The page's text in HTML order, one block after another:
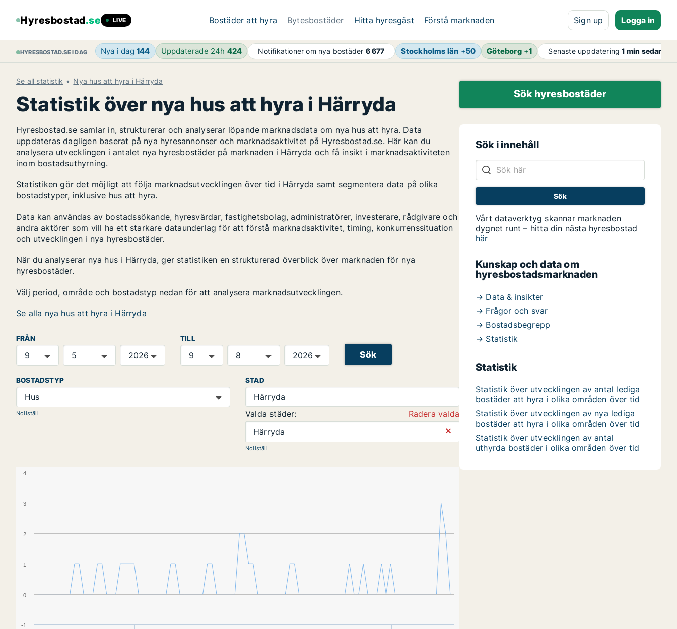
Hyresbostad.se LIVE Bostäder att hyra Bytesbostäder Hitta hyresgäst Förstå marknaden Sign up Logga in
HYRESBOSTAD.SE I DAG Nya i dag 144 Uppdaterade 24h 424 Notifikationer om nya bostäder 6 677 Stockholms län +50 Göteborg+1 Senaste uppdatering1 min sedan
Se all statistik Nya hus att hyra i Härryda
Statistik över nya hus att hyra i Härryda
Hyresbostad.se samlar in, strukturerar och analyserar löpande marknadsdata om nya hus att hyra. Data
uppdateras dagligen baserat på nya hyresannonser och marknadsaktivitet på Hyresbostad.se. Här kan du
analysera utvecklingen i antalet nya hyresbostäder på marknaden i Härryda och få insikt i marknadsaktiviteten
inom bostadsuthyrning.
Statistiken gör det möjligt att följa marknadsutvecklingen över tid i Härryda samt segmentera data på olika
bostadstyper, inklusive hus att hyra.
Data kan användas av bostadssökande, hyresvärdar, fastighetsbolag, administratörer, investerare, rådgivare och
andra aktörer som vill ha ett starkare dataunderlag för att förstå marknadsaktivitet, timing, konkurrenssituation
och utvecklingen i nya hyresbostäder.
När du analyserar nya hus i Härryda, ger statistiken en strukturerad överblick över marknaden för nya
hyresbostäder.
Välj period, område och bostadstyp nedan för att analysera marknadsutvecklingen.
Se alla nya hus att hyra i Härryda
FRÅN TILL
Sök
BOSTADSTYP
Hus
Nollställ
STAD
Härryda
Valda städer:
Radera valda
Härryda
⨯
Nollställ
0
1
2
3
-1
4
Sök hyresbostäder
Sök i innehåll
Vårt dataverktyg skannar marknaden
dygnet runt – hitta din nästa hyresbostad
här
Kunskap och data om
hyresbostadsmarknaden
→ Data & insikter
→ Frågor och svar
→ Bostadsbegrepp
→ Statistik
Statistik
Statistik över utvecklingen av antal lediga
bostäder att hyra i olika områden över tid
Statistik över utvecklingen av nya lediga
bostäder att hyra i olika områden över tid
Statistik över utvecklingen av antal
uthyrda bostäder i olika områden över tid